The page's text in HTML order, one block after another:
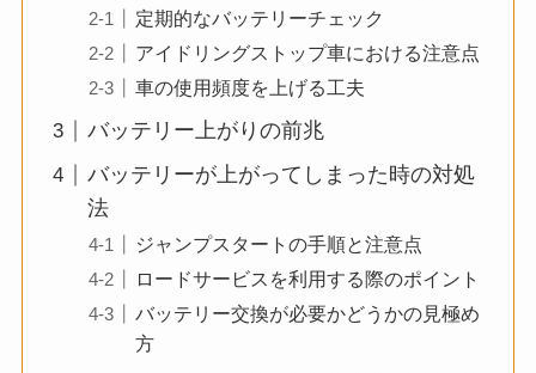
定期的なバッテリーチェック
アイドリングストップ車における注意点
車の使用頻度を上げる工夫
バッテリー上がりの前兆
バッテリーが上がってしまった時の対処
法
ジャンプスタートの手順と注意点
ロードサービスを利用する際のポイント
バッテリー交換が必要かどうかの見極め
方